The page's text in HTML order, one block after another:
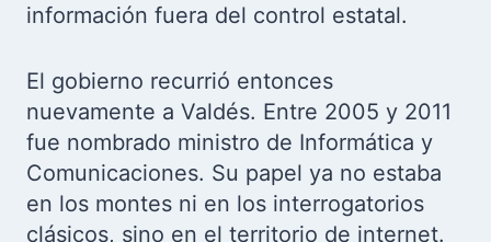
información fuera del control estatal.
El gobierno recurrió entonces
nuevamente a Valdés. Entre 2005 y 2011
fue nombrado ministro de Informática y
Comunicaciones. Su papel ya no estaba
en los montes ni en los interrogatorios
clásicos, sino en el territorio de internet.